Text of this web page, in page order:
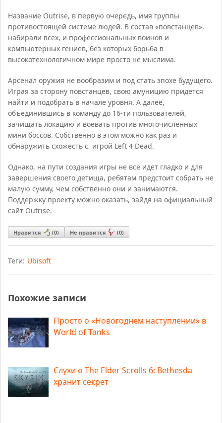
Название Outrise, в первую очередь, имя группы
противостоящей системе людей. В состав «повстанцев»,
набирали всех, и профессиональных воинов и
компьютерных гениев, без которых борьба в
высокотехнологичном мире просто не мыслима.
Арсенал оружия не вообразим и под стать эпохе будущего.
Играя за сторону повстанцев, свою амуницию придется
найти и подобрать в начале уровня. А далее,
объединившись в команду до 16-ти пользователей,
зачищать локацию и воевать против многочисленных
мини боссов. Собственно в этом можно как раз и
обнаружить схожесть с игрой Left 4 Dead.
Однако, на пути создания игры не все идет гладко и для
завершения своего детища, ребятам предстоит собрать не
малую сумму, чем собственно они и занимаются.
Поддержку проекту можно оказать, зайдя на официальный
сайт Outrise.
Нравится (0) Не нравится (0)
Теги: Ubisoft
Похожие записи
Просто о «Новогоднем наступлении» в
World of Tanks
Слухи о The Elder Scrolls 6: Bethesda
хранит секрет